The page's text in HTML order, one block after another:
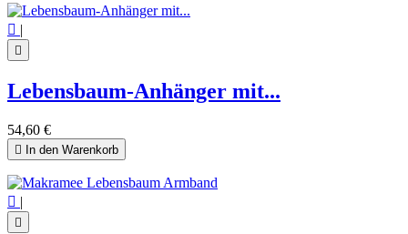
 |

Lebensbaum-Anhänger mit...
54,60 €
 In den Warenkorb
 |
